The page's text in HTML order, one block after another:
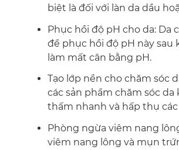
biệt là đối với làn da dầu
Phục hồi độ pH cho da:
để phục hồi độ pH này sau
làm mất cân bằng pH.
Tạo lớp nền cho chăm sóc
các sản phẩm chăm sóc
thấm nhanh và hấp thụ
Phòng ngừa viêm nang
viêm nang lông và mụn